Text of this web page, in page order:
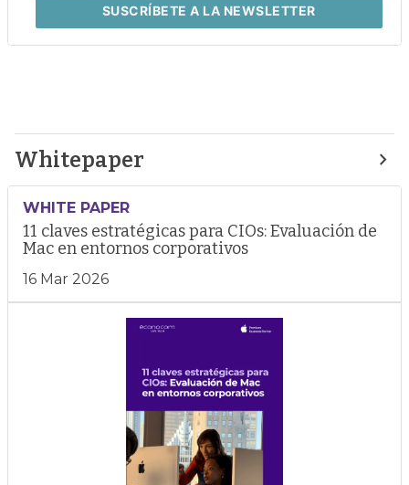
SUSCRÍBETEA LA NEWSLETTER
Whitepaper
WHITE PAPER
11 claves estratégicas para CIOs: Evaluación de
Mac en entornos corporativos
16 Mar 2026